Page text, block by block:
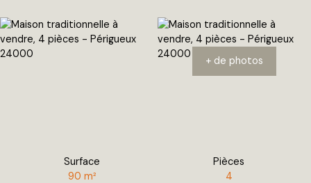
+ de photos
Surface
90 m²
Pièces
4